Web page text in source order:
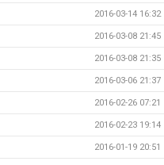
2016-03-14 16:32
2016-03-08 21:45
2016-03-08 21:35
2016-03-06 21:37
2016-02-26 07:21
2016-02-23 19:14
2016-01-19 20:51